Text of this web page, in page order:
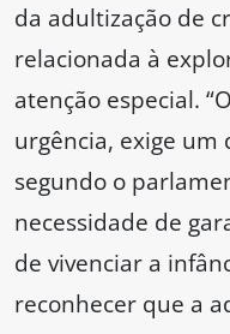
da adultização de
relacionada à
atenção especial.
urgência, exige
segundo o
necessidade de
de vivenciar a
reconhecer que a